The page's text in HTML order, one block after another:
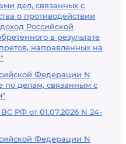
дел, связанных с
о противодействии
Российской
в результате
направленных на
Федерации N
по делам, связанным с
РФ от 01.07.2026 N 24-
Федерации N